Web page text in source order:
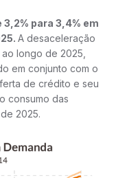
para 3,4% em
A desaceleração
longo de 2025,
em conjunto com o
de crédito e seu
consumo das
2025.